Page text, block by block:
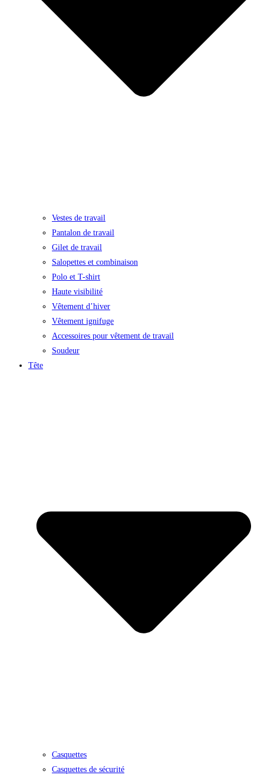
Vestes de travail
Pantalon de travail
Gilet de travail
Salopettes et combinaison
Polo et T-shirt
Haute visibilité
Vêtement d’hiver
Vêtement ignifuge
Accessoires pour vêtement de travail
Soudeur
Tête
Casquettes
Casquettes de sécurité